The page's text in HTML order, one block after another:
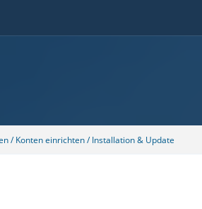
/ Konten einrichten / Installation & Update